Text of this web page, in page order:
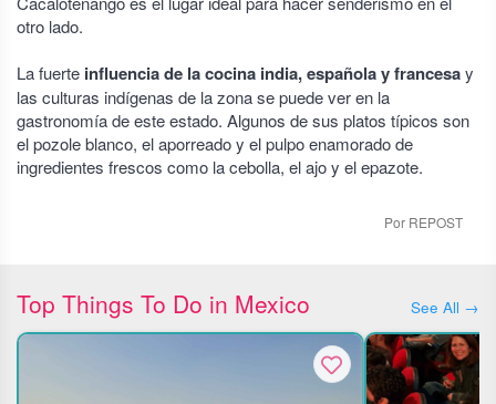
otro lado.
La fuerte influencia de la cocina india, española y francesay
las culturas indígenas de la zona se puede ver en la
gastronomía de este estado. Algunos de sus platos típicos son
el pozole blanco, el aporreado y el pulpo enamorado de
ingredientes frescos como la cebolla, el ajo y el epazote.
Por REPOST
Top Things To Do in Mexico See All →